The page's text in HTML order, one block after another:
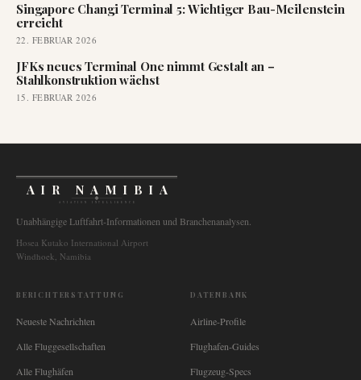
Singapore Changi Terminal 5: Wichtiger Bau-Meilenstein
erreicht
22. FEBRUAR 2026
JFKs neues Terminal One nimmt Gestalt an –
Stahlkonstruktion wächst
15. FEBRUAR 2026
AIR NAMIBIA
AVIATION INTELLIGENCE
Unabhängige Luftfahrt-Informationen und Branchenanalysen.
Hosea Kutako International Airport
Windhoek, Namibia
BERICHTERSTATTUNG
Neueste Nachrichten
Alle Fluggesellschaften
Alle Flughäfen
DATENBANK
Airline-Profile
Flughafen-Guides
Flugzeug-Specs